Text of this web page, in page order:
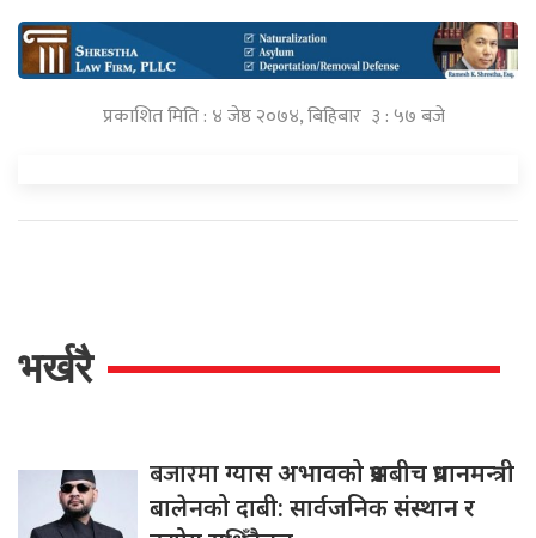
प्रकाशित मिति : ४ जेष्ठ २०७४, बिहिबार ३ : ५७ बजे
भर्खरै
बजारमाग्यास अभावको प्रश्नबीच प्रधानमन्त्री
बालेनको दाबी: सार्वजनिक संस्थान र